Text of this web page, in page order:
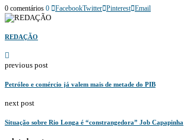
0 comentários 0 FacebookTwitter Pinterest Email
REDAÇÃO
previous post
Petróleo e comércio já valem mais de metade do PIB
next post
Situação sobre Rio Longa é “constrangedora” Job Capapinha